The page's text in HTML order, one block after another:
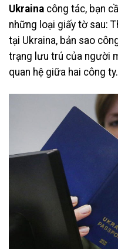
Ukraina công tác, bạn
những loại giấy tờ sau:
tại Ukraina, bản sao
trạng lưu trú của người
quan hệ giữa hai công ty.